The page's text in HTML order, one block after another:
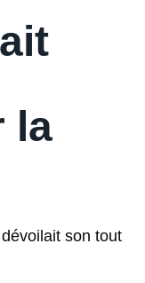
la
dévoilait son tout